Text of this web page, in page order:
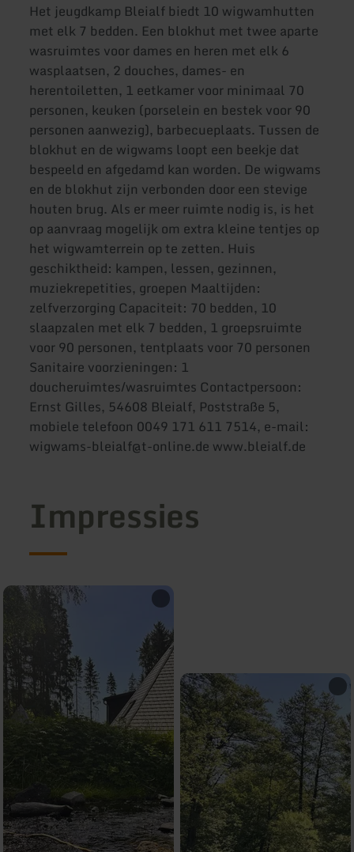
Het jeugdkamp Bleialf biedt 10 wigwamhutten
met elk 7 bedden. Een blokhut met twee aparte
wasruimtes voor dames en heren met elk 6
wasplaatsen, 2 douches, dames- en
herentoiletten, 1 eetkamer voor minimaal 70
personen, keuken (porselein en bestek voor 90
personen aanwezig), barbecueplaats. Tussen de
blokhut en de wigwams loopt een beekje dat
bespeeld en afgedamd kan worden. De wigwams
en de blokhut zijn verbonden door een stevige
houten brug. Als er meer ruimte nodig is, is het
op aanvraag mogelijk om extra kleine tentjes op
het wigwamterrein op te zetten. Huis
geschiktheid: kampen, lessen, gezinnen,
muziekrepetities, groepen Maaltijden:
zelfverzorging Capaciteit: 70 bedden, 10
slaapzalen met elk 7 bedden, 1 groepsruimte
voor 90 personen, tentplaats voor 70 personen
Sanitaire voorzieningen: 1
doucheruimtes/wasruimtes Contactpersoon:
Ernst Gilles, 54608 Bleialf, Poststraße 5,
mobiele telefoon 0049 171 611 7514, e-mail:
wigwams-bleialf@t-online.de www.bleialf.de
Impressies